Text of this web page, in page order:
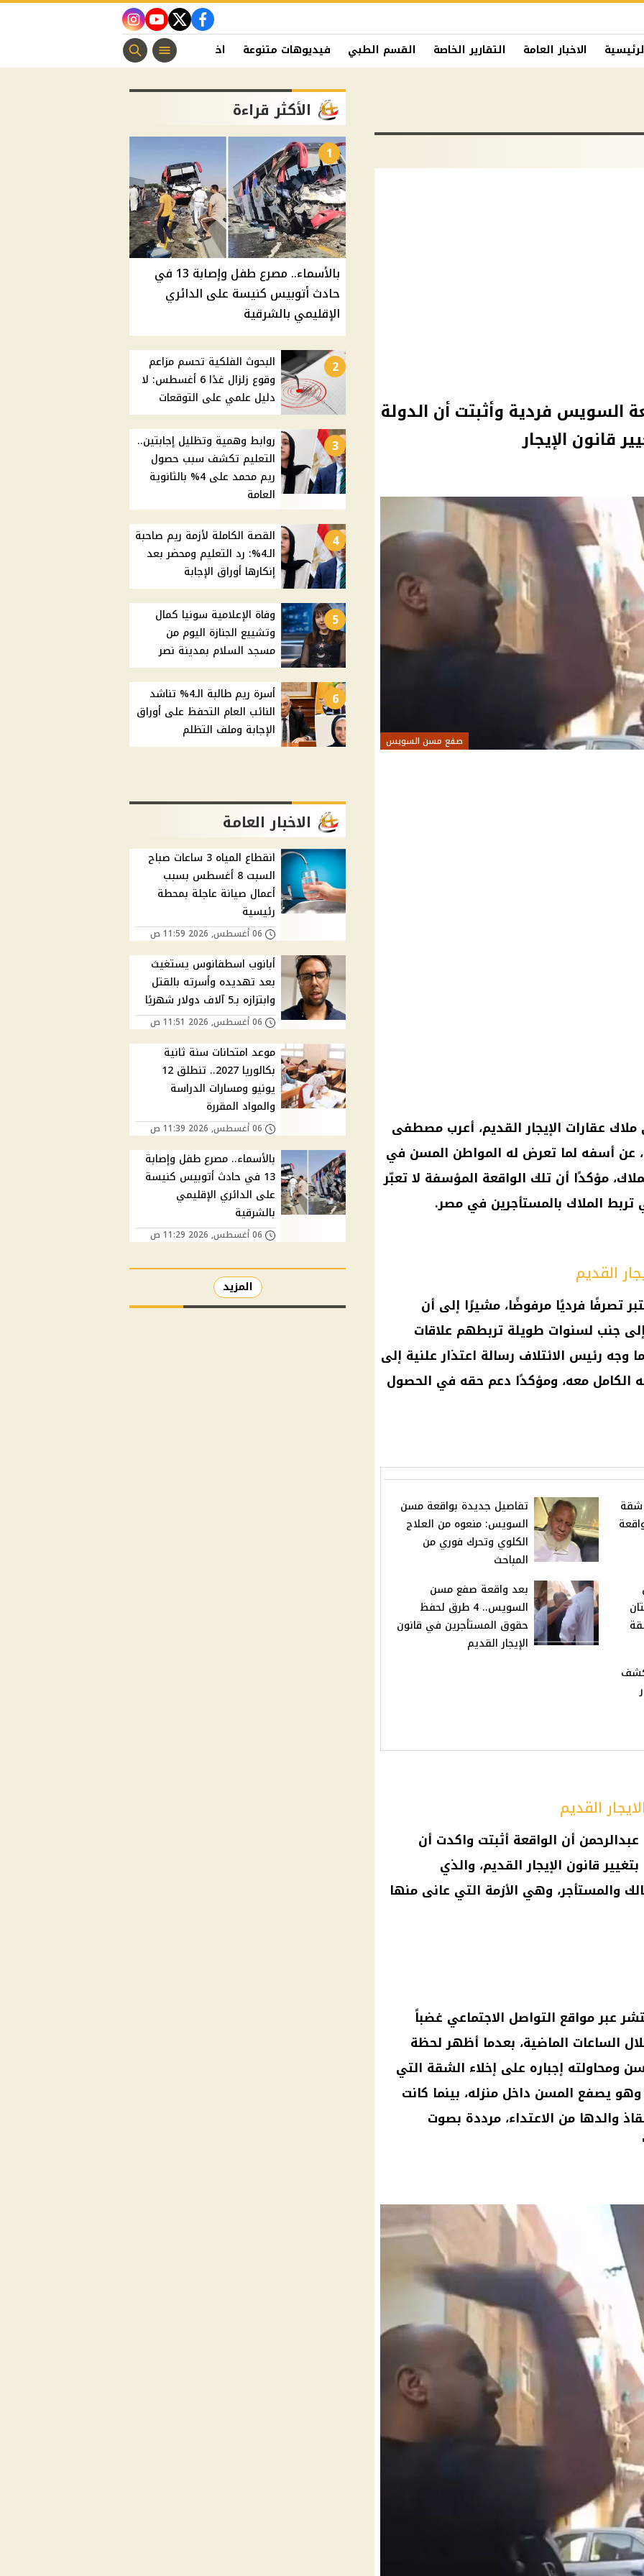
facebook
twitter
youtube
instagram
الاخبار العامة التقارير الخاصة القسم الطبي فيديوهات متنوعة اخبار الفن منوعات مسيحية
السويس فردية وأثبتت أن الدولة
قانون الإيجار
صفع مسن السويس
عقارات الإيجار القديم، أعرب مصطفى
عن أسفه لما تعرض له المواطن المسن في
مؤكدًا أن تلك الواقعة المؤسفة لا تعبّر
الملاك بالمستأجرين في مصر.
القديم
تصرفًا فرديًا مرفوضًا، مشيرًا إلى أن
إلى جنب لسنوات طويلة تربطهم علاقات
وجه رئيس الائتلاف رسالة اعتذار علنية إلى
الكامل معه، ومؤكدًا دعم حقه في الحصول
شقة
تفاصيل جديدة بواقعة مسن
السويس: منعوه من العلاج
الكلوي وتحرك فوري من
المباحث
بعد واقعة صفع مسن
السويس.. 4 طرق لحفظ
حقوق المستأجرين في قانون
الإيجار القديم
القديم
أن الواقعة أثبتت واكدت أن
قانون الإيجار القديم، والذي
والمستأجر، وهي الأزمة التي عانى منها
عبرمواقع التواصل الاجتماعي غضباً
الساعات الماضية، بعدما أظهر لحظة
ومحاولته إجباره على إخلاء الشقة التي
يصفع المسن داخل منزله، بينما كانت
والدها من الاعتداء، مرددة بصوت
الأكثر قراءة
1
بالأسماء.. مصرع طفل وإصابة 13 في
حادث أتوبيس كنيسة على الدائري
الإقليمي بالشرقية
2
البحوث الفلكية تحسم مزاعم
وقوع زلزال غدًا 6 أغسطس: لا
دليل علمي على التوقعات
3
روابط وهمية وتظليل إجابتين..
التعليم تكشف سبب حصول
ريم محمد على 4% بالثانوية
العامة
4
القصة الكاملة لأزمة ريم صاحبة
الـ4%: رد التعليم ومحضر بعد
إنكارها أوراق الإجابة
5
وفاة الإعلامية سونيا كمال
وتشييع الجنازة اليوم من
مسجد السلام بمدينة نصر
6
أسرة ريم طالبة الـ4% تناشد
النائب العام التحفظ على أوراق
الإجابة وملف التظلم
الاخبار العامة
انقطاع المياه 3 ساعات صباح
السبت 8 أغسطس بسبب
أعمال صيانة عاجلة بمحطة
رئيسية
06 أغسطس, 2026 11:59 ص
أبانوب اسطفانوس يستغيث
بعد تهديده وأسرته بالقتل
وابتزازه بـ5 آلاف دولار شهريًا
06 أغسطس, 2026 11:51 ص
موعد امتحانات سنة ثانية
بكالوريا 2027.. تنطلق 12
يونيو ومسارات الدراسة
والمواد المقررة
06 أغسطس, 2026 11:39 ص
بالأسماء.. مصرع طفل وإصابة
13 في حادث أتوبيس كنيسة
على الدائري الإقليمي
بالشرقية
06 أغسطس, 2026 11:29 ص
المزيد